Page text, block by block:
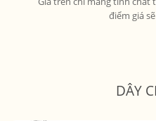
điểm giá
DÂY